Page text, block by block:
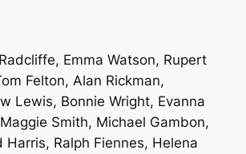
Emma Watson, Rupert
Felton, Alan Rickman,
Lewis, Bonnie Wright, Evanna
Smith, Michael Gambon,
Harris, Ralph Fiennes, Helena